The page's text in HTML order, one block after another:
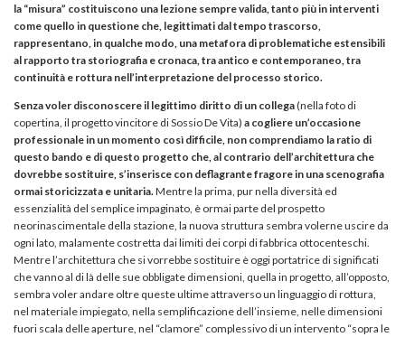
la “misura” costituiscono una lezione sempre valida, tanto più in interventi
come quello in questione che, legittimati dal tempo trascorso,
rappresentano, in qualche modo, una metafora di problematiche estensibili
al rapporto tra storiografia e cronaca, tra antico e contemporaneo, tra
continuità e rottura nell’interpretazione del processo storico.
Senza voler disconoscere il legittimo diritto di un collega(nella foto di
copertina, il progetto vincitore di Sossio De Vita) a cogliere un’occasione
professionale in un momento così difficile, non comprendiamo la ratio di
questo bando e di questo progetto che, al contrario dell’architettura che
dovrebbe sostituire, s’inserisce con deflagrante fragore in una scenografia
ormai storicizzata e unitaria. Mentre la prima, pur nella diversità ed
essenzialità del semplice impaginato, è ormai parte del prospetto
neorinascimentale della stazione, la nuova struttura sembra volerne uscire da
ogni lato, malamente costretta dai limiti dei corpi di fabbrica ottocenteschi.
Mentre l’architettura che si vorrebbe sostituire è oggi portatrice di significati
che vanno al di là delle sue obbligate dimensioni, quella in progetto, all’opposto,
sembra voler andare oltre queste ultime attraverso un linguaggio di rottura,
nel materiale impiegato, nella semplificazione dell’insieme, nelle dimensioni
fuori scala delle aperture, nel “clamore” complessivo di un intervento “sopra le